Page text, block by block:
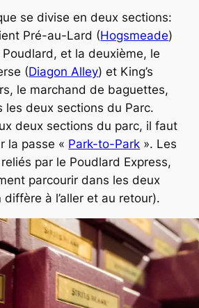
se divise en deux sections:
Pré-au-Lard (Hogsmeade)
et la deuxième, le
(Diagon Alley) et King’s
le marchand de baguettes,
les deux sections du Parc.
deux sections du parc, il faut
la passe « Park-to-Park ». Les
par le Poudlard Express,
parcourir dans les deux
diffère à l’aller et au retour).